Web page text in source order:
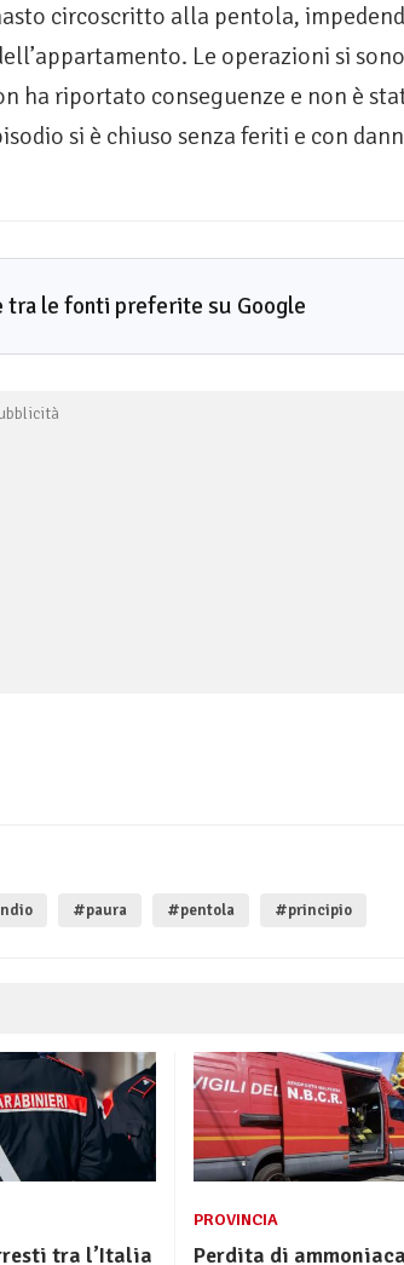
circoscritto alla pentola,
Le operazioni si sono
ha riportato conseguenze e non è
si è chiuso senza feriti e con
tra le fonti preferite su Google
#paura #pentola #principio
tra l’Italia
PROVINCIA
Perdita di